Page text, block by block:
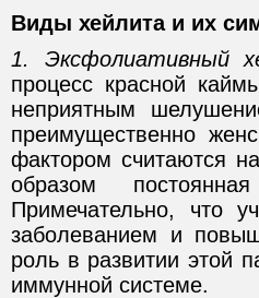
Виды хейлита и их
1. Эксфолиативный
процесс красной
неприятным
преимущественно
фактором считаются
образом
Примечательно, что
заболеванием и
роль в развитии этой
иммунной системе.